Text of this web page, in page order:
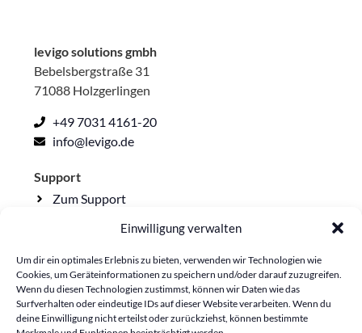
Einwilligung verwalten
Um dir ein optimales Erlebnis zu bieten, verwenden wir Technologien wie
Cookies, um Geräteinformationen zu speichern und/oder darauf zuzugreifen.
Wenn du diesen Technologien zustimmst, können wir Daten wie das
Surfverhalten oder eindeutige IDs auf dieser Website verarbeiten. Wenn du
deine Einwilligung nicht erteilst oder zurückziehst, können bestimmte
levigo solutions gmbh
Bebelsbergstraße 31
71088 Holzgerlingen
+49 7031 4161-20
info@levigo.de
Support
Zum Support
Rechtliche Seiten
Impressum
Datenschutzerklärung
Lieferkettensorgfalt